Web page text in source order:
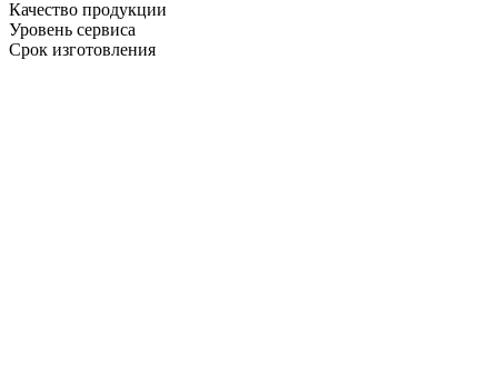
Качество продукции
Уровень сервиса
Срок изготовления